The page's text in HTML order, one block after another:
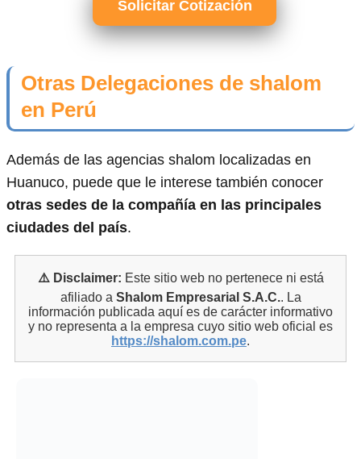
Solicitar Cotización
Otras Delegaciones de shalom
en Perú
Además de las agencias shalom localizadas en
Huanuco, puede que le interese también conocer
otras sedes de la compañía en las principales
ciudades del país.
⚠️ Disclaimer: Este sitio web no pertenece ni está
afiliado a Shalom Empresarial S.A.C.. La
información publicada aquí es de carácter informativo
y no representa a la empresa cuyo sitio web oficial es
https://shalom.com.pe.